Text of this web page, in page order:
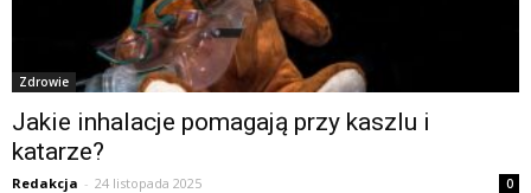
Zdrowie
Jakie inhalacje pomagają przy kaszlu i
katarze?
Redakcja - 24 listopada 2025 0